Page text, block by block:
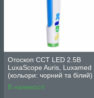
Отоскоп CCT LED 2.5В
LuxaScope Auris, Luxamed
(кольори: чорний та білий)
В наявності